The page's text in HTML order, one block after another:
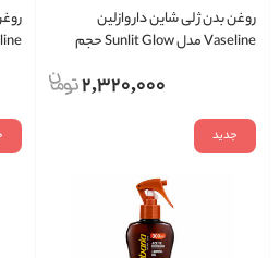
روغن بدن ژلی شاین دار وازلین
Vaseline مدل Sunlit Glow حجم
2,320,000
جدید